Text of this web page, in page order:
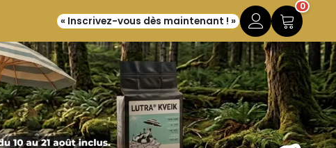
« Inscrivez-vous dès maintenant ! »
0